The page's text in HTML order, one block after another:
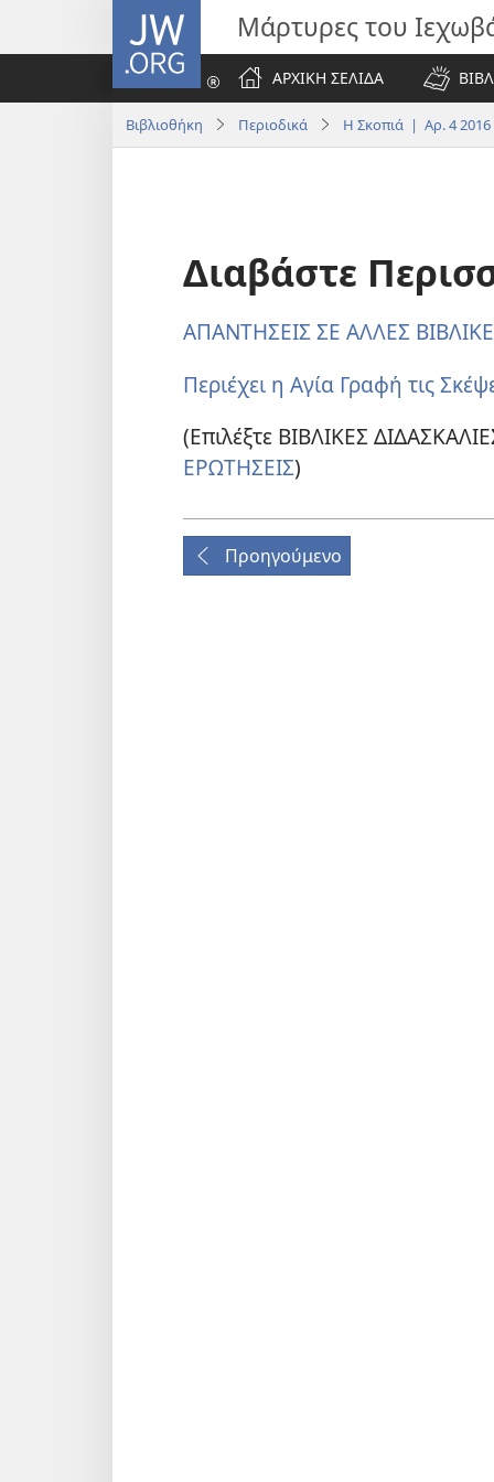
JW.ORG Μάρτυρες του
ΑΡΧΙΚΗ ΣΕΛΙΔΑ
Βιβλιοθήκη Περιοδικά Η Σκοπιά | Αρ. 4 2016
Διαβάστε
ΑΠΑΝΤΗΣΕΙΣ ΣΕ ΑΛΛΕΣ
Περιέχει η Αγία Γραφή τις
(Επιλέξτε ΒΙΒΛΙΚΕΣ
ΕΡΩΤΗΣΕΙΣ)
Προηγούμενο